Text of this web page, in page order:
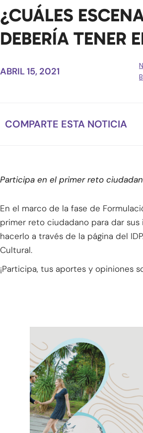
¿CUÁLES
DEBERÍA TENER
ABRIL 15, 2021
COMPARTE ESTA NOTICIA
Participa en el primer reto
En el marco de la fase de
primer reto ciudadano para dar
hacerlo a través de la página del
Cultural.
¡Participa, tus aportes y opiniones